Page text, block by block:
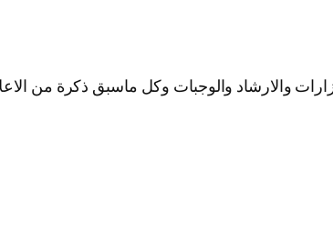
والارشاد والوجبات وكل ماسبق ذكرة من